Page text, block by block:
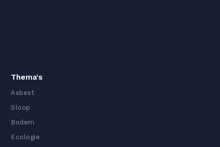
Thema's
Asbest
Sloop
Bodem
Ecologie